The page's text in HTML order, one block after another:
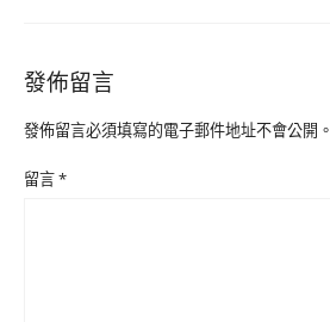
發佈留言
發佈留言必須填寫的電子郵件地址不會公開。
留言*